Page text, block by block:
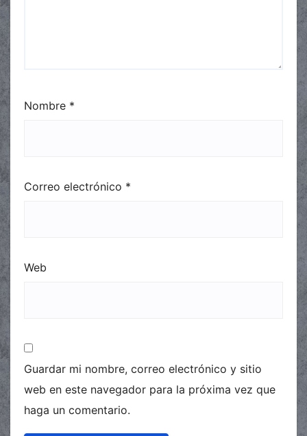
Nombre *
Correo electrónico *
Web
Guardar mi nombre, correo electrónico y sitio
web en este navegador para la próxima vez que
haga un comentario.